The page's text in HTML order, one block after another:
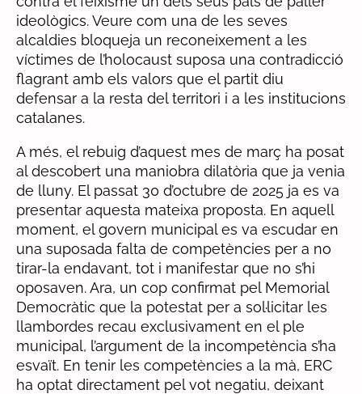
ideològics. Veure com una de les seves
alcaldies bloqueja un reconeixement a les
víctimes de l’holocaust suposa una contradicció
flagrant amb els valors que el partit diu
defensar a la resta del territori i a les institucions
catalanes.
A més, el rebuig d’aquest mes de març ha posat
al descobert una maniobra dilatòria que ja venia
de lluny. El passat 30 d’octubre de 2025 ja es va
presentar aquesta mateixa proposta. En aquell
moment, el govern municipal es va escudar en
una suposada falta de competències per a no
tirar-la endavant, tot i manifestar que no s’hi
oposaven. Ara, un cop confirmat pel Memorial
Democràtic que la potestat per a sol·licitar les
llambordes recau exclusivament en el ple
municipal, l’argument de la incompetència s’ha
esvaït. En tenir les competències a la mà, ERC
ha optat directament pel vot negatiu, deixant